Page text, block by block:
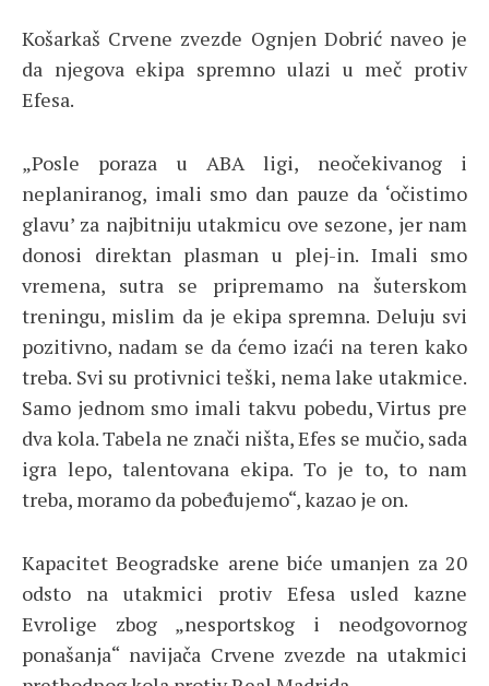
Košarkaš Crvene zvezde Ognjen Dobrić naveo je
da njegova ekipa spremno ulazi u meč protiv
Efesa.
„Posle poraza u ABA ligi, neočekivanog i
neplaniranog, imali smo dan pauze da ‘očistimo
glavu’ za najbitniju utakmicu ove sezone, jer nam
donosi direktan plasman u plej-in. Imali smo
vremena, sutra se pripremamo na šuterskom
treningu, mislim da je ekipa spremna. Deluju svi
pozitivno, nadam se da ćemo izaći na teren kako
treba. Svi su protivnici teški, nema lake utakmice.
Samo jednom smo imali takvu pobedu, Virtus pre
dva kola. Tabela ne znači ništa, Efes se mučio, sada
igra lepo, talentovana ekipa. To je to, to nam
treba, moramo da pobeđujemo“, kazao je on.
Kapacitet Beogradske arene biće umanjen za 20
odsto na utakmici protiv Efesa usled kazne
Evrolige zbog „nesportskog i neodgovornog
ponašanja“ navijača Crvene zvezde na utakmici